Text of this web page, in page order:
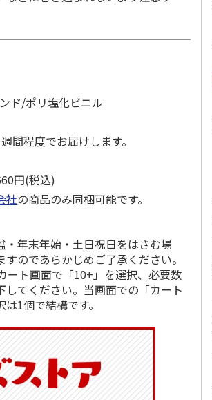
ド/ポリ塩化ビニル
程度でお届けします。
円(税込)
社の商品のみ同梱可能です。
年末年始・土日祝日をはさむ場
のであらかじめご了承ください。
ト画面で「10+」を選択、必要数
てください。当画面での「カート
1個で結構です。